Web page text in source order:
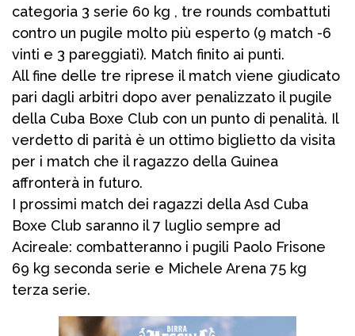
categoria 3 serie 60 kg , tre rounds combattuti
contro un pugile molto più esperto (9 match -6
vinti e 3 pareggiati). Match finito ai punti.
All fine delle tre riprese il match viene giudicato
pari dagli arbitri dopo aver penalizzato il pugile
della Cuba Boxe Club con un punto di penalità. Il
verdetto di parità è un ottimo biglietto da visita
per i match che il ragazzo della Guinea
affronterà in futuro.
I prossimi match dei ragazzi della Asd Cuba
Boxe Club saranno il 7 luglio sempre ad
Acireale: combatteranno i pugili Paolo Frisone
69 kg seconda serie e Michele Arena 75 kg
terza serie.